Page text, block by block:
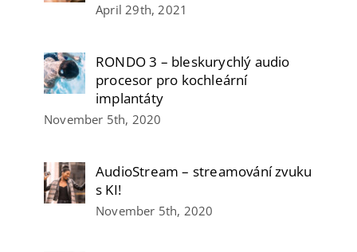
April 29th, 2021
RONDO 3 – bleskurychlý audio
procesor pro kochleární
implantáty
November 5th, 2020
AudioStream – streamování zvuku
s KI!
November 5th, 2020